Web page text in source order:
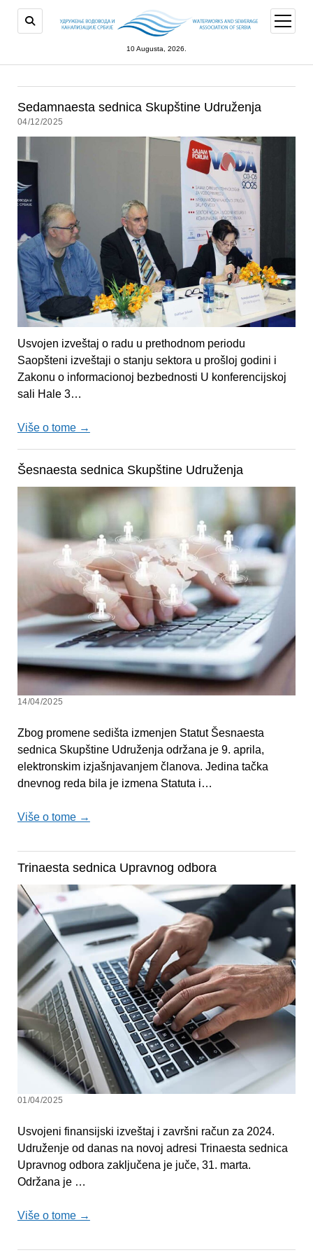
10 Augusta, 2026.
open
menu
Sedamnaesta sednica Skupštine Udruženja
04/12/2025
Usvojen izveštaj o radu u prethodnom periodu
Saopšteni izveštaji o stanju sektora u prošloj godini i
Zakonu o informacionoj bezbednosti U konferencijskoj
sali Hale 3…
Više o tome →
Šesnaesta sednica Skupštine Udruženja
14/04/2025
Zbog promene sedišta izmenjen Statut Šesnaesta
sednica Skupštine Udruženja održana je 9. aprila,
elektronskim izjašnjavanjem članova. Jedina tačka
dnevnog reda bila je izmena Statuta i…
Više o tome →
Trinaesta sednica Upravnog odbora
01/04/2025
Usvojeni finansijski izveštaj i završni račun za 2024.
Udruženje od danas na novoj adresi Trinaesta sednica
Upravnog odbora zaklјučena je juče, 31. marta.
Održana je …
Više o tome →